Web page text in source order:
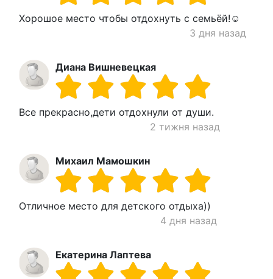
Хорошое место чтобы отдохнуть с семьёй!☺️
3 дня назад
Диана Вишневецкая
Все прекрасно,дети отдохнули от души.
2 тижня назад
Михаил Мамошкин
Отличное место для детского отдыха))
4 дня назад
Екатерина Лаптева